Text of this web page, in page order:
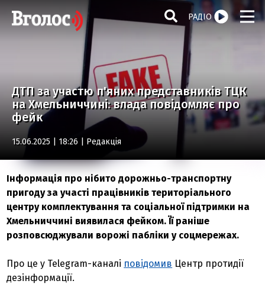
РАДІО
ДТП за участю п'яних представників ТЦК
на Хмельниччині: влада повідомляє про
фейк
15.06.2025 | 18:26 | Редакція
Інформація про нібито дорожньо-транспортну
пригоду за участі працівників територіального
центру комплектування та соціальної підтримки на
Хмельниччині виявилася фейком. Її раніше
розповсюджували ворожі пабліки у соцмережах.
Про це у Telegram-каналі повідомив Центр протидії
дезінформації.